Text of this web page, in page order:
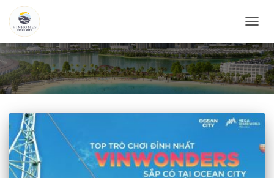
ĐỔI
DANH
MỤC
CHÍNH